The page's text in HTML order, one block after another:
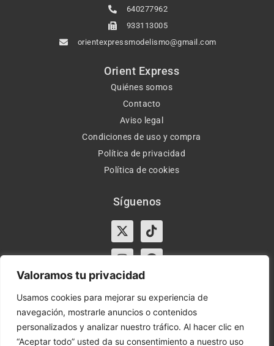
Valoramos tu privacidad
Usamos cookies para mejorar su experiencia de
navegación, mostrarle anuncios o contenidos
personalizados y analizar nuestro tráfico. Al hacer clic en
“Aceptar todo” usted da su consentimiento a nuestro uso
640277962
933113005
orientexpressmodelismo@gmail.com
Orient Express
Quiénes somos
Contacto
Aviso legal
Condiciones de uso y compra
Política de privacidad
Política de cookies
Síguenos
X-
twitter
Tiktok
InstagramFacebook
Horario:
Lun-Vie de 10:00-13:30 y 17:00-20:00 – Sáb de
10:00-13:30